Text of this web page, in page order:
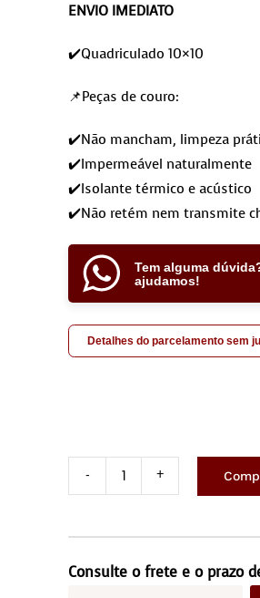
ENVIO IMEDIATO
✔️Quadriculado 10×10
📌Peças de couro:
✔️Não mancham, limpeza
✔️Impermeável naturalmente
✔️Isolante térmico e acústico
✔️Não retém nem transmite
Tem alguma
ajudamos!
Detalhes do parcelamento sem
Couro
2,5x3,0m
Consulte o frete e o prazo